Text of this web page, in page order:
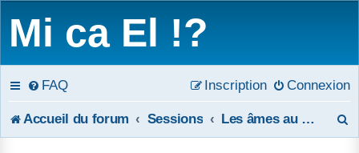
Mi ca El !?
FAQ Connexion
Inscription
Accueil du forum Sessions Les âmes au purgatoire